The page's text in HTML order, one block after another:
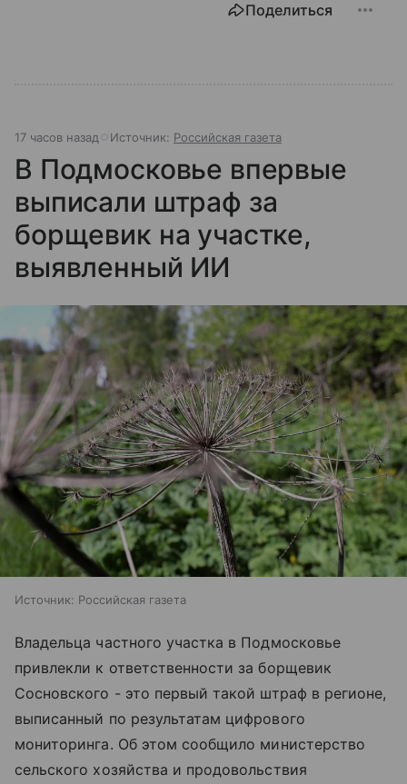
Поделиться
17 часов назад Источник: Российская газета
В Подмосковье впервые
выписали штраф за
борщевик на участке,
выявленный ИИ
Источник: Российская газета
Владельца частного участка в Подмосковье
привлекли к ответственности за борщевик
Сосновского - это первый такой штраф в регионе,
выписанный по результатам цифрового
мониторинга. Об этом сообщило министерство
сельского хозяйства и продовольствия